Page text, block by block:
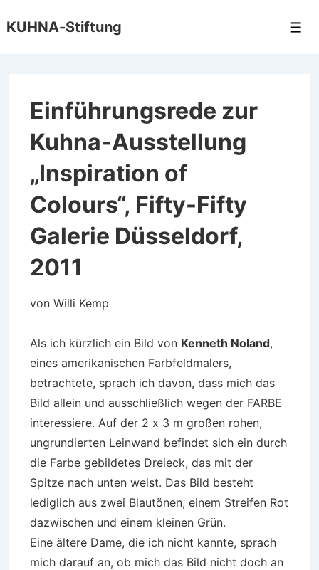
Zum
KUHNA-Stiftung
Einführungsrede zur
Kuhna-Ausstellung
„Inspiration of
Colours“, Fifty-Fifty
Galerie Düsseldorf,
2011
von Willi Kemp
Als ich kürzlich ein Bild von Kenneth Noland,
eines amerikanischen Farbfeldmalers,
betrachtete, sprach ich davon, dass mich das
Bild allein und ausschließlich wegen der FARBE
interessiere. Auf der 2 x 3 m großen rohen,
ungrundierten Leinwand befindet sich ein durch
die Farbe gebildetes Dreieck, das mit der
Spitze nach unten weist. Das Bild besteht
lediglich aus zwei Blautönen, einem Streifen Rot
dazwischen und einem kleinen Grün.
Eine ältere Dame, die ich nicht kannte, sprach
mich darauf an, ob mich das Bild nicht doch an